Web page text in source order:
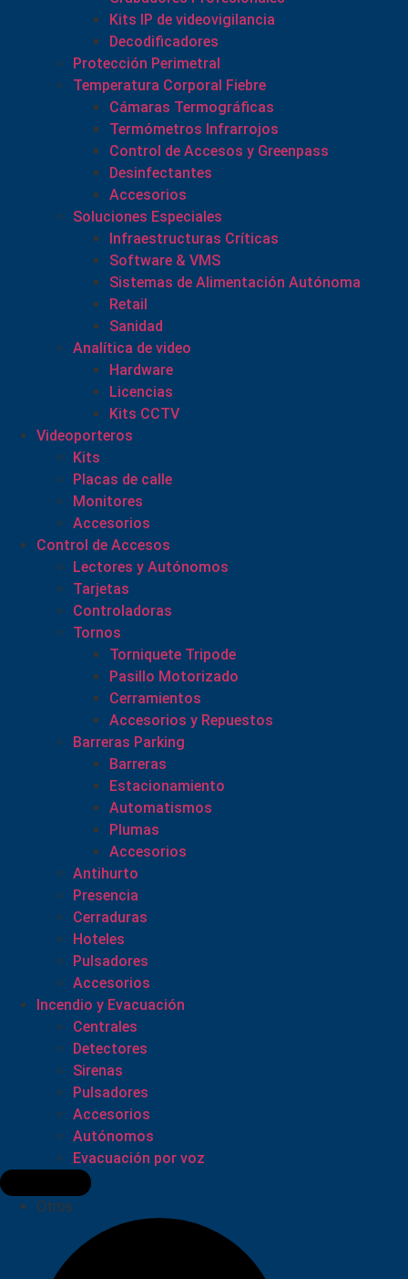
Kits IP de videovigilancia
Decodificadores
Protección Perimetral
Temperatura Corporal Fiebre
Cámaras Termográficas
Termómetros Infrarrojos
Control de Accesos y Greenpass
Desinfectantes
Accesorios
Soluciones Especiales
Infraestructuras Críticas
Software & VMS
Sistemas de Alimentación Autónoma
Retail
Sanidad
Analítica de video
Hardware
Licencias
Kits CCTV
Videoporteros
Kits
Placas de calle
Monitores
Accesorios
Control de Accesos
Lectores y Autónomos
Tarjetas
Controladoras
Tornos
Torniquete Tripode
Pasillo Motorizado
Cerramientos
Accesorios y Repuestos
Barreras Parking
Barreras
Estacionamiento
Automatismos
Plumas
Accesorios
Antihurto
Presencia
Cerraduras
Hoteles
Pulsadores
Accesorios
Incendio y Evacuación
Centrales
Detectores
Sirenas
Pulsadores
Accesorios
Autónomos
Evacuación por voz
Otros